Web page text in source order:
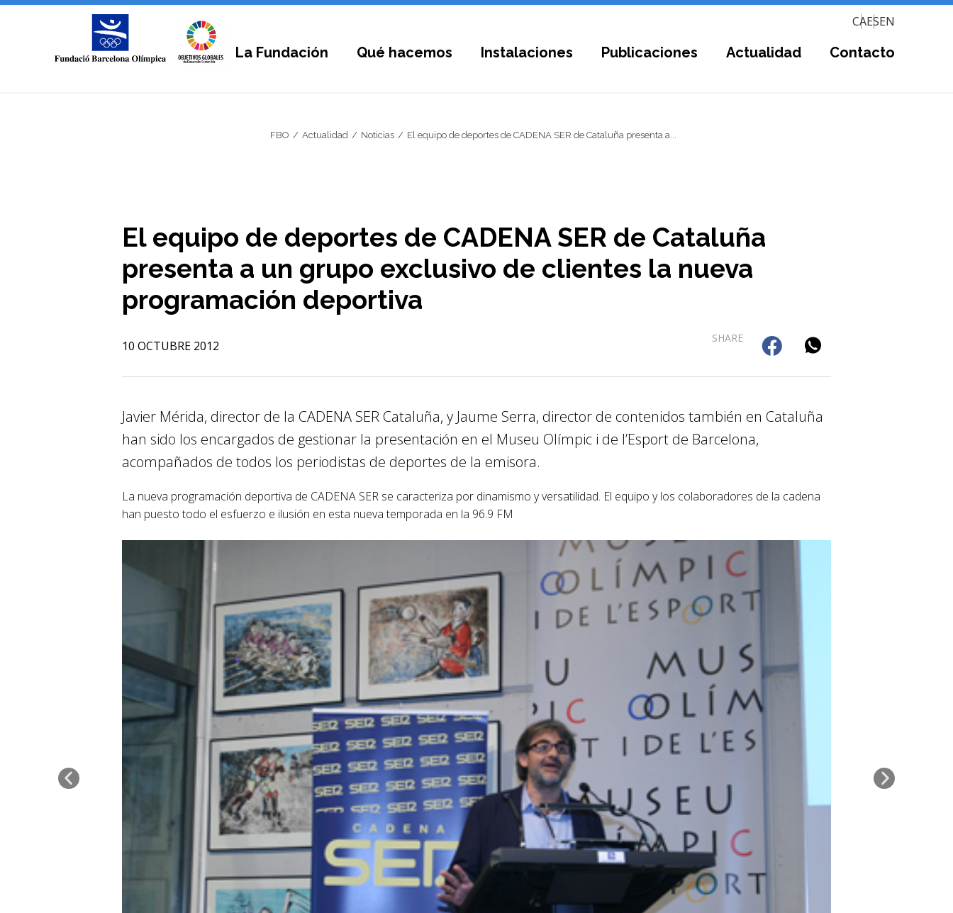
CAESEN
La Fundación Qué hacemos Instalaciones Publicaciones Actualidad Contacto
FBO Actualidad Noticias El equipo de deportes de CADENA SER de Cataluña presenta a...
El equipo de deportes de CADENA SER de Cataluña
presenta a un grupo exclusivo de clientes la nueva
programación deportiva
10 OCTUBRE 2012
SHARE
Javier Mérida, director de la CADENA SER Cataluña, y Jaume Serra, director de contenidos también en Cataluña
han sido los encargados de gestionar la presentación en el Museu Olímpic i de l’Esport de Barcelona,
acompañados de todos los periodistas de deportes de la emisora.
La nueva programación deportiva de CADENA SER se caracteriza por dinamismo y versatilidad. El equipo y los colaboradores de la cadena
han puesto todo el esfuerzo e ilusión en esta nueva temporada en la 96.9 FM